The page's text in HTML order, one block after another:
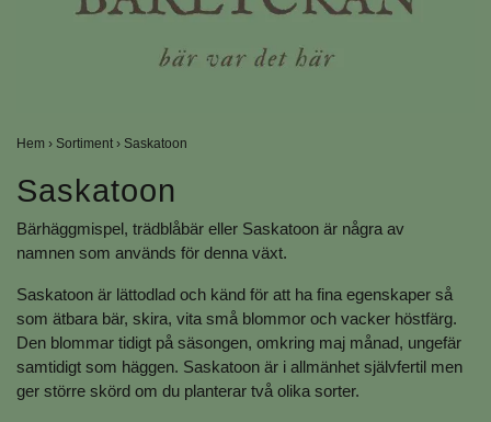
Hem › Sortiment› Saskatoon
Saskatoon
Bärhäggmispel, trädblåbär eller Saskatoon är några av
namnen som används för denna växt.
Saskatoon är lättodlad och känd för att ha fina egenskaper så
som ätbara bär, skira, vita små blommor och vacker höstfärg.
Den blommar tidigt på säsongen, omkring maj månad, ungefär
samtidigt som häggen. Saskatoon är i allmänhet självfertil men
ger större skörd om du planterar två olika sorter.